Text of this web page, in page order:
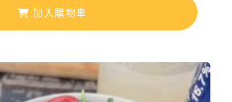
加入購物車